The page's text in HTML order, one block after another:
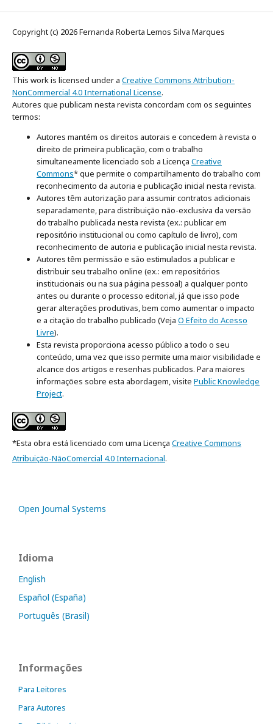
Copyright (c) 2026 Fernanda Roberta Lemos Silva Marques
This work is licensed under a Creative Commons Attribution-
NonCommercial 4.0 International License.
Autores que publicam nesta revista concordam com os seguintes
termos:
Autores mantém os direitos autorais e concedem à revista o
direito de primeira publicação, com o trabalho
simultaneamente licenciado sob a Licença Creative
Commons* que permite o compartilhamento do trabalho com
reconhecimento da autoria e publicação inicial nesta revista.
Autores têm autorização para assumir contratos adicionais
separadamente, para distribuição não-exclusiva da versão
do trabalho publicada nesta revista (ex.: publicar em
repositório institucional ou como capítulo de livro), com
reconhecimento de autoria e publicação inicial nesta revista.
Autores têm permissão e são estimulados a publicar e
distribuir seu trabalho online (ex.: em repositórios
institucionais ou na sua página pessoal) a qualquer ponto
antes ou durante o processo editorial, já que isso pode
gerar alterações produtivas, bem como aumentar o impacto
e a citação do trabalho publicado (Veja O Efeito do Acesso
Livre).
Esta revista proporciona acesso público a todo o seu
conteúdo, uma vez que isso permite uma maior visibilidade e
alcance dos artigos e resenhas publicados. Para maiores
informações sobre esta abordagem, visite Public Knowledge
Project.
*Esta obra está licenciado com uma Licença Creative Commons
Atribuição-NãoComercial 4.0 Internacional.
Open Journal Systems
Idioma
English
Español (España)
Português (Brasil)
Informações
Para Leitores
Para Autores